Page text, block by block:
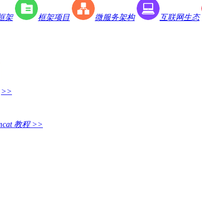
架 框架项目 微服务架构 互联网生态
>>
教程 >>